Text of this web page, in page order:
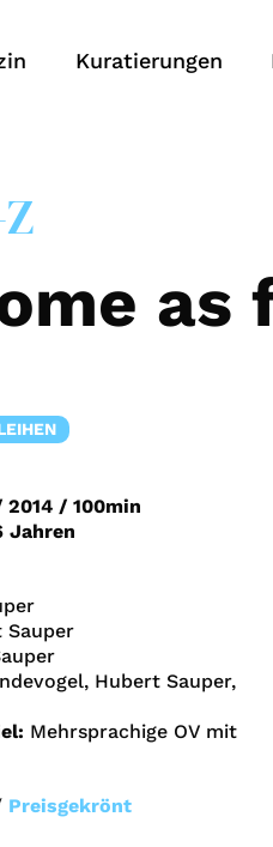
Kuratierungen
as
2014 / 100min
Jahren
Sauper
Hubert Sauper,
Mehrsprachige OV mit
Preisgekrönt